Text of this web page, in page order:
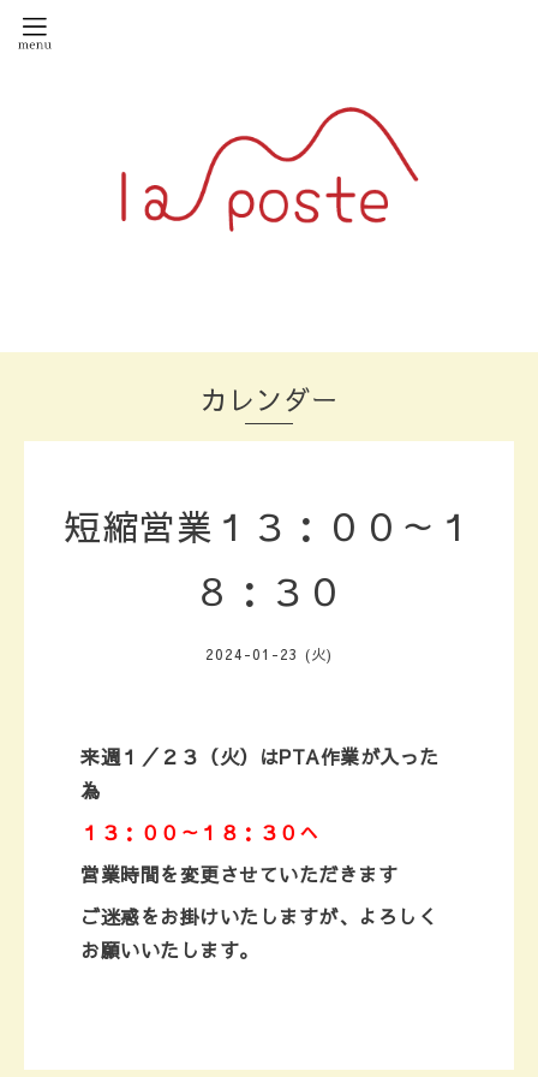
カレンダー
短縮営業１３：００～１
８：３０
2024-01-23 (火)
来週１／２３（火）はPTA作業が入った
為
１３：００～１８：３０へ
営業時間を変更させていただきます
ご迷惑をお掛けいたしますが、 よろしく
お願いいたします。